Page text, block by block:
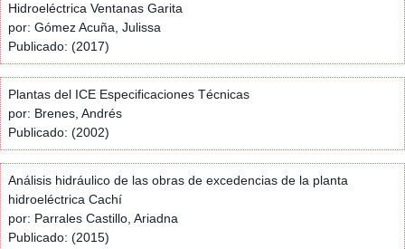
Hidroeléctrica Ventanas Garita
por: Gómez Acuña, Julissa
Publicado: (2017)
Plantas del ICE Especificaciones Técnicas
por: Brenes, Andrés
Publicado: (2002)
Análisis hidráulico de las obras de excedencias de la planta
hidroeléctrica Cachí
por: Parrales Castillo, Ariadna
Publicado: (2015)